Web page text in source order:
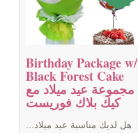
Birthday Package w/
Black Forest Cake
مجموعة عيد ميلاد مع
كيك بلاك فوريست
هل لديك مناسبة عيد ميلاد...